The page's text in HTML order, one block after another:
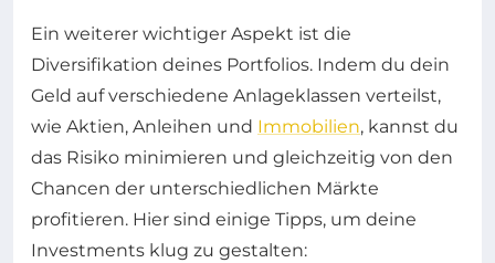
Ein weiterer wichtiger Aspekt ist die
Diversifikation deines Portfolios. Indem du dein
Geld auf verschiedene Anlageklassen verteilst,
wie Aktien, Anleihen und Immobilien, kannst du
das Risiko minimieren und gleichzeitig von den
Chancen der unterschiedlichen Märkte
profitieren. Hier sind einige Tipps, um deine
Investments klug zu gestalten: